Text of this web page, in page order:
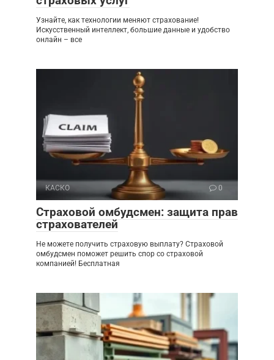
Узнайте, как технологии меняют страхование!
Искусственный интеллект, большие данные и удобство
онлайн – все
КАСКО 0
Страховой омбудсмен: защита прав
страхователей
Не можете получить страховую выплату? Страховой
омбудсмен поможет решить спор со страховой
компанией! Бесплатная